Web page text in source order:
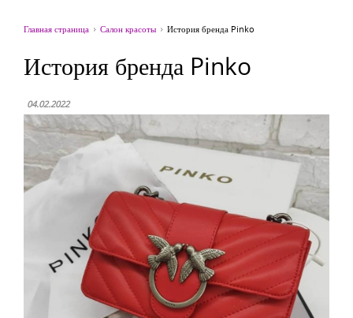
Главная страница Салон красоты История бренда Pinko
История бренда Pinko
04.02.2022